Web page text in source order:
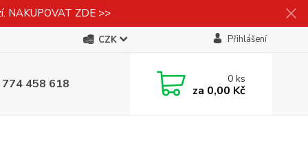
NAKUPOVAT ZDE >>
CZK Přihlášení
458 618 0ks
za 0,00 Kč